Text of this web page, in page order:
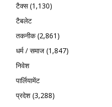
टैक्स(1,130)
टैबलेट
तकनीक(2,861)
धर्म / समाज (1,847)
निवेश
पार्लियामेंट
प्रदेश(3,288)